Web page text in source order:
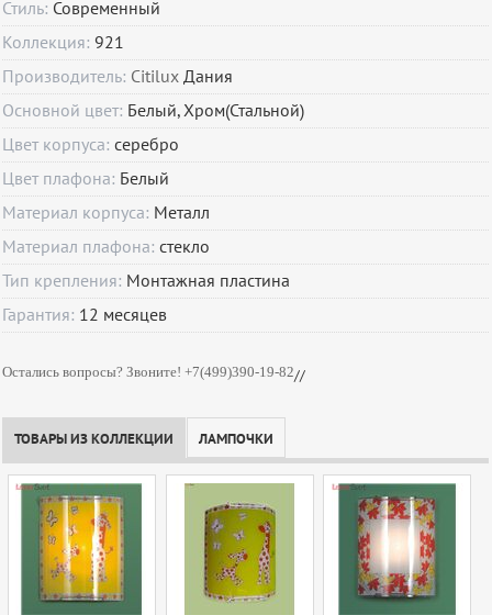
Стиль: Современный
Коллекция:921
Производитель: Citilux Дания
Основной цвет: Белый, Хром(Стальной)
Цвет корпуса:серебро
Цвет плафона: Белый
Материал корпуса: Металл
Материал плафона:стекло
Тип крепления: Монтажная пластина
Гарантия: 12 месяцев
Остались вопросы? Звоните! +7(499)390-19-82//
ТОВАРЫ ИЗ КОЛЛЕКЦИИ ЛАМПОЧКИ